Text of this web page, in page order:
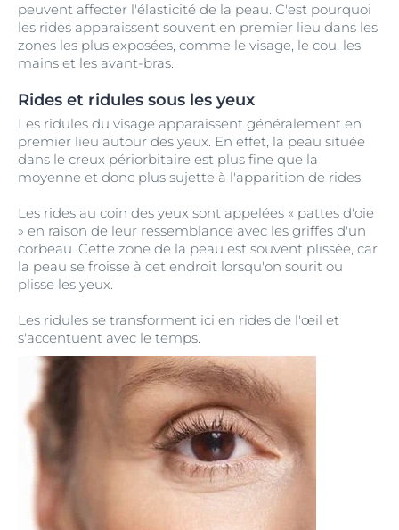
peuvent affecter l'élasticité de la peau. C'est pourquoi
les rides apparaissent souvent en premier lieu dans les
zones les plus exposées, comme le visage, le cou, les
mains et les avant-bras.
Rides et ridules sous les yeux
Les ridules du visage apparaissent généralement en
premier lieu autour des yeux. En effet, la peau située
dans le creux périorbitaire est plus fine que la
moyenne et donc plus sujette à l'apparition de rides.
Les rides au coin des yeux sont appelées « pattes d'oie
» en raison de leur ressemblance avec les griffes d'un
corbeau. Cette zone de la peau est souvent plissée, car
la peau se froisse à cet endroit lorsqu'on sourit ou
plisse les yeux.
Les ridules se transforment ici en rides de l'œil et
s'accentuent avec le temps.